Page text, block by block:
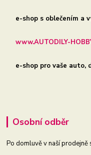
e-shop s oblečením a
www.AUTODILY-
e-shop pro vaše auto,
Osobní odběr
Po domluvě v naší prodejně